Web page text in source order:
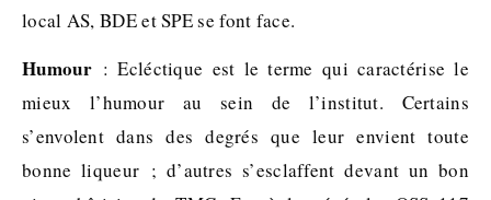
local AS, BDE et SPE se font face.
Humour: Ecléctique est le terme qui caractérise le
mieux l’humour au sein de l’institut. Certains
s’envolent dans des degrés que leur envient toute
bonne liqueur ; d’autres s’esclaffent devant un bon